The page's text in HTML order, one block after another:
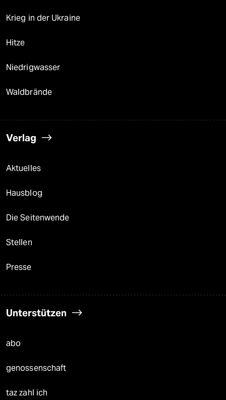
Krieg in der Ukraine
Hitze
Niedrigwasser
Waldbrände
Verlag
Aktuelles
Hausblog
Die Seitenwende
Stellen
Presse
Unterstützen
abo
genossenschaft
taz zahl ich